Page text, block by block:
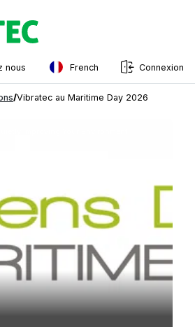
nous French
English
Estonian
Finnish
Danish
Connexion
/Vibratec au Maritime Day 2026